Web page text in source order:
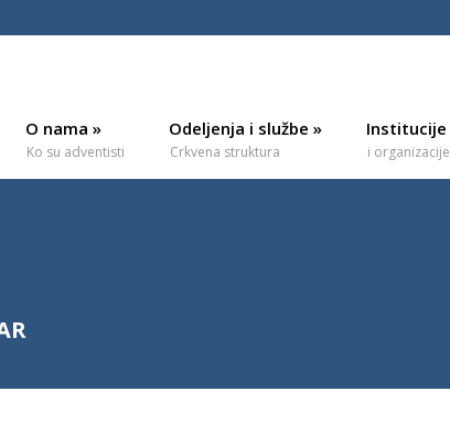
O nama »
Ko su adventisti
Odeljenja i službe »
Crkvena struktura
Institucije
i organizacije